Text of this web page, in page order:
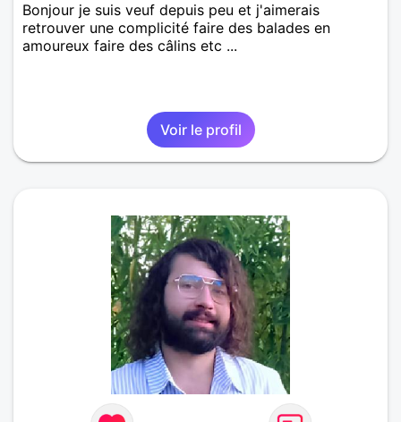
Bonjour je suis veuf depuis peu et j'aimerais
retrouver une complicité faire des balades en
amoureux faire des câlins etc ...
Voir le profil